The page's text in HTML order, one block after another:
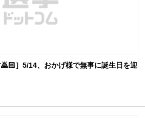
🙇🏻］5/14、おかげ様で無事に誕生日を迎